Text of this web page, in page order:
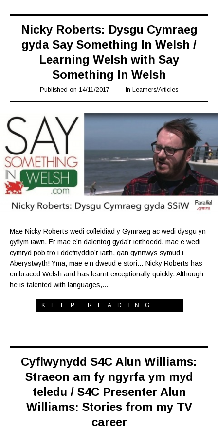
Nicky Roberts: Dysgu Cymraeg
gyda Say Something In Welsh /
Learning Welsh with Say
Something In Welsh
Published on 14/11/2017 10/10/2019
In Learners/Articles
Mae Nicky Roberts wedi cofleidiad y Gymraeg ac wedi dysgu yn
gyflym iawn. Er mae e’n dalentog gyda’r ieithoedd, mae e wedi
cymryd pob tro i ddefnyddio’r iaith, gan gynnwys symud i
Aberystwyth! Yma, mae e’n dweud e stori… Nicky Roberts has
embraced Welsh and has learnt exceptionally quickly. Although
he is talented with languages,…
KEEP READING...
Cyflwynydd S4C Alun Williams:
Straeon am fy ngyrfa ym myd
teledu / S4C Presenter Alun
Williams: Stories from my TV
career